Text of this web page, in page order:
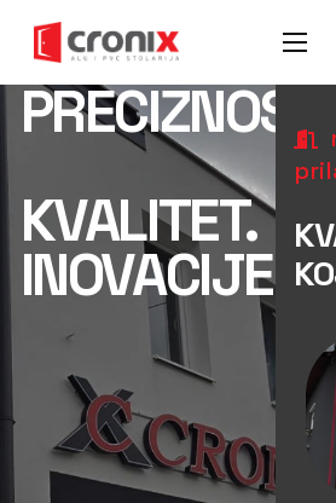
PRECIZNOST.
KVALITET.
INOVACIJE.